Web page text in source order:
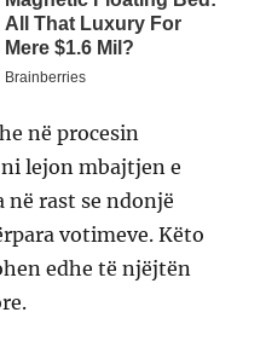
në procesin
lejon mbajtjen e
rast se ndonjë
votimeve. Këto
edhe të njëjtën